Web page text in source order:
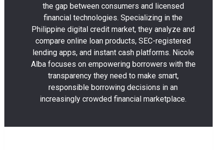
the gap between consumers and licensed
financial technologies. Specializing in the
Philippine digital credit market, they analyze and
compare online loan products, SEC-registered
lending apps, and instant cash platforms. Nicole
Alba focuses on empowering borrowers with the
transparency they need to make smart,
responsible borrowing decisions in an
increasingly crowded financial marketplace.